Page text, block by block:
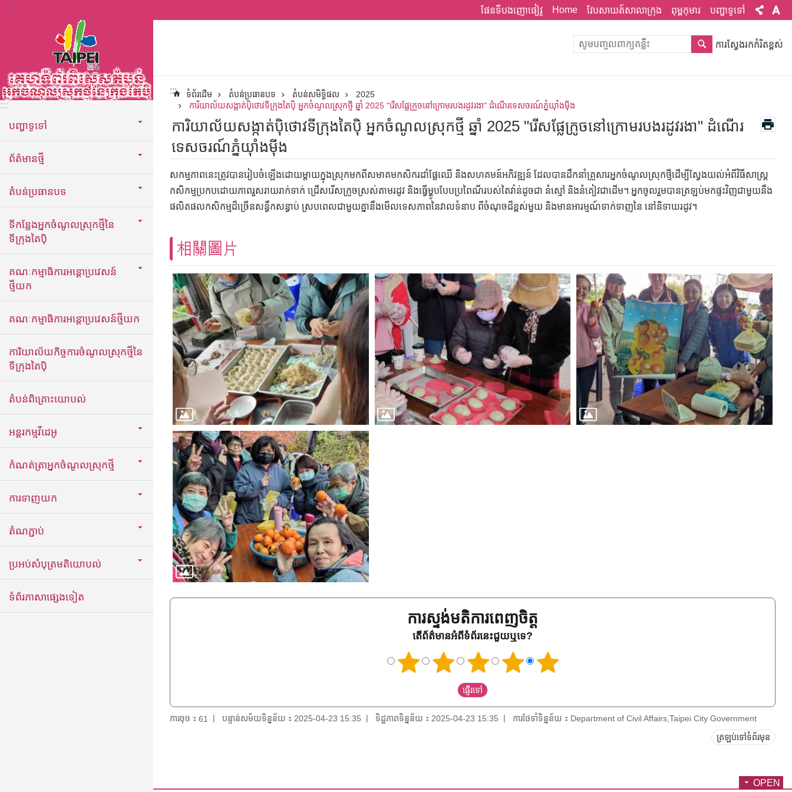
ទៅកាន់មាតិកាប្លុកមាតិកាសំខាន់
::: ផែនទីបងញោផៀវូ Home វែបសាយត៍សាលាក្រុង ពុម្ពកុមារ បញ្ហាទូទៅ
:::
បញ្ហាទូទៅ
ព័ត៌មានថ្មី
តំបន់ប្រធានបទ
ទីកន្លែងអ្នកចំណូលស្រុកថ្មីនៃ
ទីក្រុងតៃប៉ិ
គណៈកម្មាធិការអន្តោប្រវេសន៍
ថ្មីយក
គណៈកម្មាធិការអន្តោប្រវេសន៍ថ្មីយក
ការិយាល័យកិច្ចការចំណូលស្រុកថ្មីនៃ
ទីក្រុងតៃប៉ិ
តំបន់ពិគ្រោះយោបល់
អន្តរកម្មវីដេអូ
កំណត់ត្រាអ្នកចំណូលស្រុកថ្មី
ការទាញយក
តំណភ្ជាប់
ប្រអប់សំបុត្រមតិយោបល់
ទំព័រភាសាផ្សេងទៀត
ការស្វែងរកកំរិតខ្ពស់
::: ទំព័រដើម តំបន់ប្រធានបទ តំបន់សមិទ្ធិផល
2025
ការិយាល័យសង្កាត់ប៉ិថោវទីក្រុងតៃប៉ិ អ្នកចំណូលស្រុកថ្មី ឆ្នាំ 2025 "រើសផ្លែក្រូចនៅក្រោមរបងរដូវរងា" ដំណើរទេសចរណ៍ភ្នំយ៉ាំងម៉ីង
ការិយាល័យសង្កាត់ប៉ិថោវទីក្រុងតៃប៉ិ អ្នកចំណូលស្រុកថ្មី ឆ្នាំ 2025 "រើសផ្លែក្រូចនៅក្រោមរបងរដូវរងា" ដំណើរ
ទេសចរណ៍ភ្នំយ៉ាំងម៉ីង
សកម្មភាពនេះត្រូវបានរៀបចំឡើងដោយម្តាយក្នុងស្រុកមកពីសមាគមកសិករដាំផ្លែឈើ និងសហគមន៍អភិវឌ្ឍន៍ ដែលបានដឹកនាំគ្រួសារអ្នកចំណូលស្រុកថ្មីដើម្បីស្វែងយល់អំពីវិធីសាស្រ្ត
កសិកម្មប្រកបដោយភាពរួសរាយរាក់ទាក់ ជ្រើសរើសក្រូចស្រស់តាមរដូវ និងធ្វើម្ហូបបែបប្រពៃណីរបស់តៃវ៉ាន់ដូចជា នំស្មៅ និងនំគៀវជាដើម។ អ្នកចូលរួមបានត្រឡប់មកផ្ទះវិញជាមួយនឹង
ផលិតផលកសិកម្មដ៏ច្រើនសន្ធឹកសន្ធាប់ ស្របពេលជាមួយគ្នានឹងមើលទេសភាពនៃវាលទំនាប ពីចំណុចដ៏ខ្ពស់មួយ និងមានអារម្មណ៍ទាក់ទាញនៃ នៅនិទាឃរដូវ។
相關圖片
ការស្ទង់មតិការពេញចិត្ត
តើព័ត៌មានអំពីទំព័រនេះជួយឬទេ?
ការចុច： 61 បន្ទាន់សម័យទិន្នន័យ：2025-04-23 15:35 ទិដ្ឋភាពទិន្នន័យ：2025-04-23 15:35 ការថែទាំទិន្នន័យ：Department of Civil Affairs,Taipei City Government
ត្រឡប់ទៅទំព័រមុន
OPEN